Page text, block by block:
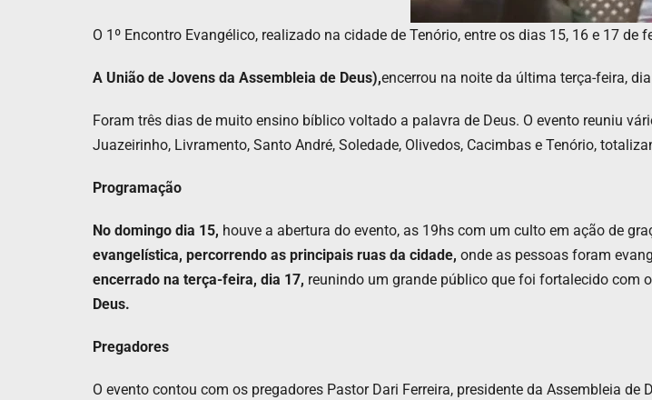
O 1º Encontro Evangélico, realizado na cidade de Tenório, entre os dias 15, 16 e 17 de
A União de Jovens da Assembleia de Deus),encerrou na noite da última terça-feira,
Foram três dias de muito ensino bíblico voltado a palavra de Deus. O evento reuniu
Juazeirinho, Livramento, Santo André, Soledade, Olivedos, Cacimbas e Tenório,
Programação
No domingo dia 15, houve a abertura do evento, as 19hs com um culto em ação de
evangelística, percorrendo as principais ruas da cidade, onde as pessoas foram
encerrado na terça-feira, dia 17, reunindo um grande público que foi fortalecido com
Deus.
Pregadores
O evento contou com os pregadores Pastor Dari Ferreira, presidente da Assembleia de